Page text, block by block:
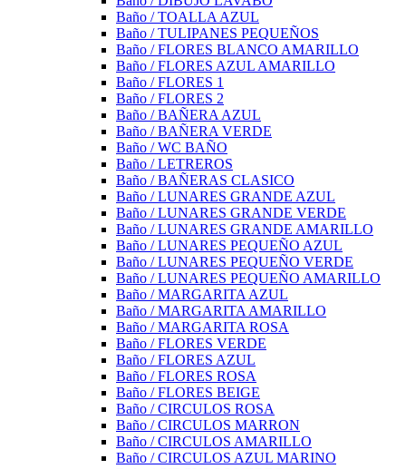
Baño / TOALLA AZUL
Baño / TULIPANES PEQUEÑOS
Baño / FLORES BLANCO AMARILLO
Baño / FLORES AZUL AMARILLO
Baño / FLORES 1
Baño / FLORES 2
Baño / BAÑERA AZUL
Baño / BAÑERA VERDE
Baño / WC BAÑO
Baño / LETREROS
Baño / BAÑERAS CLASICO
Baño / LUNARES GRANDE AZUL
Baño / LUNARES GRANDE VERDE
Baño / LUNARES GRANDE AMARILLO
Baño / LUNARES PEQUEÑO AZUL
Baño / LUNARES PEQUEÑO VERDE
Baño / LUNARES PEQUEÑO AMARILLO
Baño / MARGARITA AZUL
Baño / MARGARITA AMARILLO
Baño / MARGARITA ROSA
Baño / FLORES VERDE
Baño / FLORES AZUL
Baño / FLORES ROSA
Baño / FLORES BEIGE
Baño / CIRCULOS ROSA
Baño / CIRCULOS MARRON
Baño / CIRCULOS AMARILLO
Baño / CIRCULOS AZUL MARINO